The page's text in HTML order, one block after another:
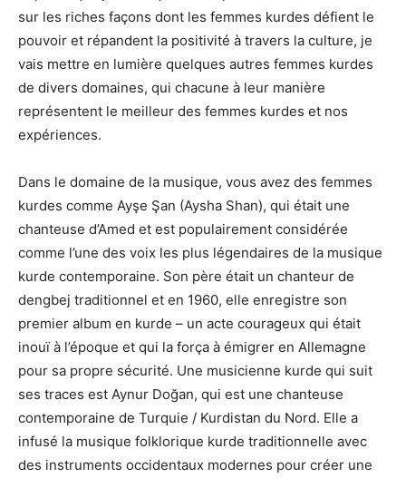
sur les riches façons dont les femmes kurdes défient le
pouvoir et répandent la positivité à travers la culture, je
vais mettre en lumière quelques autres femmes kurdes
de divers domaines, qui chacune à leur manière
représentent le meilleur des femmes kurdes et nos
expériences.
Dans le domaine de la musique, vous avez des femmes
kurdes comme Ayşe Şan (Aysha Shan), qui était une
chanteuse d’Amed et est populairement considérée
comme l’une des voix les plus légendaires de la musique
kurde contemporaine. Son père était un chanteur de
dengbej traditionnel et en 1960, elle enregistre son
premier album en kurde – un acte courageux qui était
inouï à l’époque et qui la força à émigrer en Allemagne
pour sa propre sécurité. Une musicienne kurde qui suit
ses traces est Aynur Doğan, qui est une chanteuse
contemporaine de Turquie / Kurdistan du Nord. Elle a
infusé la musique folklorique kurde traditionnelle avec
des instruments occidentaux modernes pour créer une